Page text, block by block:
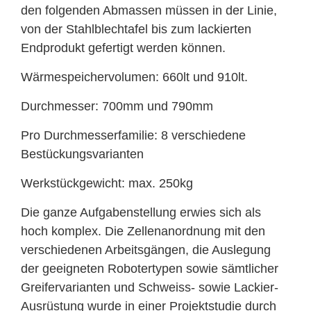
den folgenden Abmassen müssen in der Linie,
von der Stahlblechtafel bis zum lackierten
Endprodukt gefertigt werden können.
Wärmespeichervolumen: 660lt und 910lt.
Durchmesser: 700mm und 790mm
Pro Durchmesserfamilie: 8 verschiedene
Bestückungsvarianten
Werkstückgewicht: max. 250kg
Die ganze Aufgabenstellung erwies sich als
hoch komplex. Die Zellenanordnung mit den
verschiedenen Arbeitsgängen, die Auslegung
der geeigneten Robotertypen sowie sämtlicher
Greifervarianten und Schweiss- sowie Lackier-
Ausrüstung wurde in einer Projektstudie durch